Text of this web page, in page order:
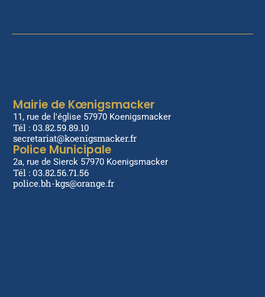
Mairie de Kœnigsmacker
11, rue de l'église 57970 Koenigsmacker
Tél : 03.82.59.89.10
secretariat@koenigsmacker.fr
Police Municipale
2a, rue de Sierck 57970 Koenigsmacker
Tél : 03.82.56.71.56
police.bh-kgs@orange.fr